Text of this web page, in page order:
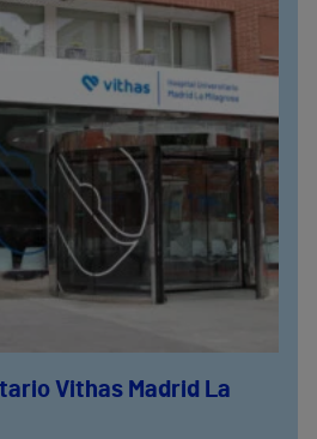
Vithas Madrid La